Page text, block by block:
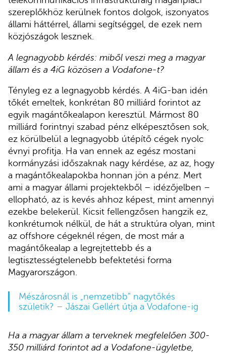
szereplőkhöz kerülnek fontos dolgok, iszonyatos
állami háttérrel, állami segítséggel, de ezek nem
közjószágok lesznek.
A legnagyobb kérdés: miből veszi meg a magyar
állam és a 4iG közösen a Vodafone-t?
Tényleg ez a legnagyobb kérdés. A 4iG-ban idén
tőkét emeltek, konkrétan 80 milliárd forintot az
egyik magántőkealapon keresztül. Mármost 80
milliárd forintnyi szabad pénz elképesztősen sok,
ez körülbelül a legnagyobb útépítő cégek nyolc
évnyi profitja. Ha van ennek az egész mostani
kormányzási időszaknak nagy kérdése, az az, hogy
a magántőkealapokba honnan jön a pénz. Mert
ami a magyar állami projektekből – idézőjelben –
ellopható, az is kevés ahhoz képest, mint amennyi
ezekbe belekerül. Kicsit fellengzősen hangzik ez,
konkrétumok nélkül, de hát a struktúra olyan, mint
az offshore cégeknél régen, de most már a
magántőkealap a legrejtettebb és a
legtisztességtelenebb befektetési forma
Magyarországon.
Mészárosnál is „nemzetibb” nagytőkés
születik? – Jászai Gellért útja a Vodafone-ig
Ha a magyar állam a terveknek megfelelően 300-
350 milliárd forintot ad a Vodafone-ügyletbe,